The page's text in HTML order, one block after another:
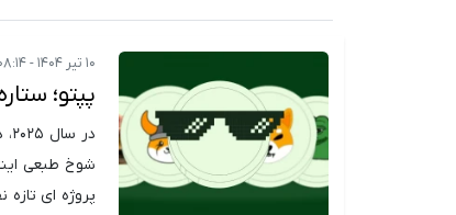
۱۰ تیر ۱۴۰۴ - ۰۸:۱۴
پپتو؛
شوخ طبعی
پروژه ای